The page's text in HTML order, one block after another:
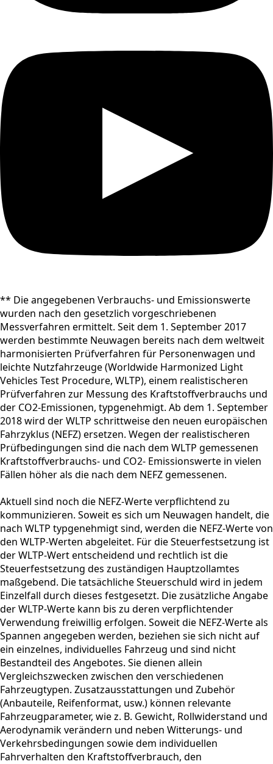
** Die angegebenen Verbrauchs- und Emissionswerte
wurden nach den gesetzlich vorgeschriebenen
Messverfahren ermittelt. Seit dem 1. September 2017
werden bestimmte Neuwagen bereits nach dem weltweit
harmonisierten Prüfverfahren für Personenwagen und
leichte Nutzfahrzeuge (Worldwide Harmonized Light
Vehicles Test Procedure, WLTP), einem realistischeren
Prüfverfahren zur Messung des Kraftstoffverbrauchs und
der CO2-Emissionen, typgenehmigt. Ab dem 1. September
2018 wird der WLTP schrittweise den neuen europäischen
Fahrzyklus (NEFZ) ersetzen. Wegen der realistischeren
Prüfbedingungen sind die nach dem WLTP gemessenen
Kraftstoffverbrauchs- und CO2- Emissionswerte in vielen
Fällen höher als die nach dem NEFZ gemessenen.
Aktuell sind noch die NEFZ-Werte verpflichtend zu
kommunizieren. Soweit es sich um Neuwagen handelt, die
nach WLTP typgenehmigt sind, werden die NEFZ-Werte von
den WLTP-Werten abgeleitet. Für die Steuerfestsetzung ist
der WLTP-Wert entscheidend und rechtlich ist die
Steuerfestsetzung des zuständigen Hauptzollamtes
maßgebend. Die tatsächliche Steuerschuld wird in jedem
Einzelfall durch dieses festgesetzt. Die zusätzliche Angabe
der WLTP-Werte kann bis zu deren verpflichtender
Verwendung freiwillig erfolgen. Soweit die NEFZ-Werte als
Spannen angegeben werden, beziehen sie sich nicht auf
ein einzelnes, individuelles Fahrzeug und sind nicht
Bestandteil des Angebotes. Sie dienen allein
Vergleichszwecken zwischen den verschiedenen
Fahrzeugtypen. Zusatzausstattungen und Zubehör
(Anbauteile, Reifenformat, usw.) können relevante
Fahrzeugparameter, wie z. B. Gewicht, Rollwiderstand und
Aerodynamik verändern und neben Witterungs- und
Verkehrsbedingungen sowie dem individuellen
Fahrverhalten den Kraftstoffverbrauch, den